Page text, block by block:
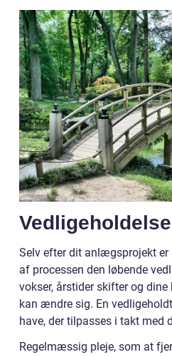
Selv efter dit anlægsprojekt er
af processen den løbende
vokser, årstider skifter og
kan ændre sig. En
have, der tilpasses i takt med
Regelmæssig pleje, som at